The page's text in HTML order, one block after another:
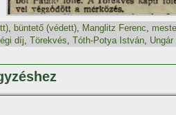
, büntető (védett), Manglitz Ferenc,
dí­j, Törekvés, Tóth-Potya István,